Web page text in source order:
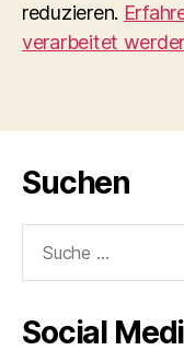
reduzieren.
verarbeitet
Suchen
nach:
Social